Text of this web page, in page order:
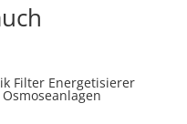
Filter Energetisierer